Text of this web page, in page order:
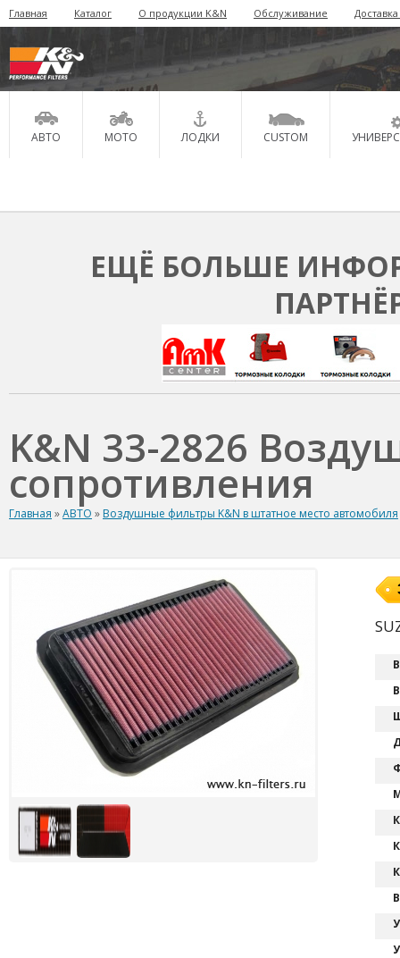
Главная Каталог О продукции K&N Обслуживание
АВТО МОТО ЛОДКИ CUSTOM
ЕЩЁ БОЛЬШЕ
K&N 33-2826
сопротивления
Главная »АВТО » Воздушные фильтры K&N в штатное место автомобиля